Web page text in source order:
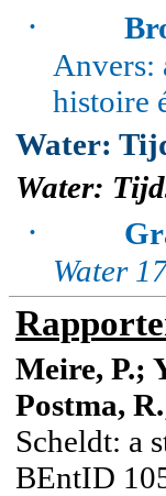
·
Anvers:
histoire
Water:
Water:
·
Water
Meire, P.;
Postma,
Scheldt: a
BEntID